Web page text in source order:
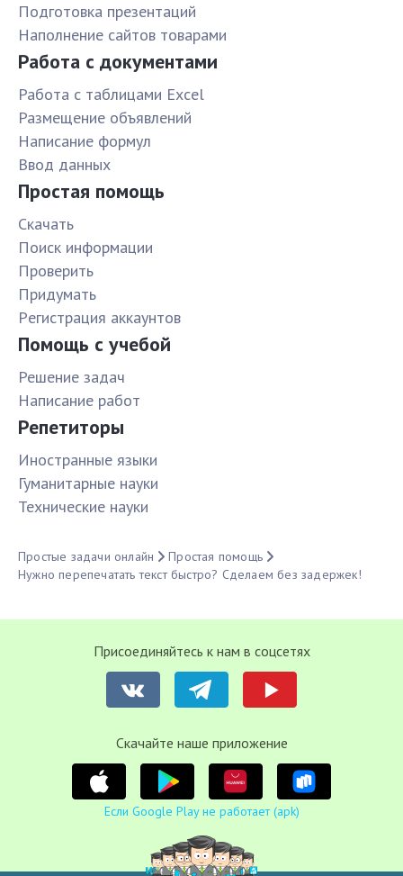
Подготовка презентаций
Наполнение сайтов товарами
Работа с документами
Работа с таблицами Excel
Размещение объявлений
Написание формул
Ввод данных
Простая помощь
Скачать
Поиск информации
Проверить
Придумать
Pегистрация аккаунтов
Помощь с учебой
Решение задач
Написание работ
Репетиторы
Иностранные языки
Гуманитарные науки
Технические науки
Простые задачи онлайн
Простая помощь
Нужно перепечатать текст быстро? Сделаем без задержек!
Присоединяйтесь к нам в соцсетях
Cкачайте наше приложение
Если Google Play не работает (apk)